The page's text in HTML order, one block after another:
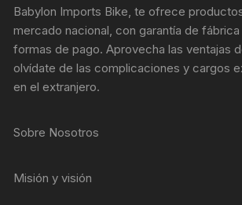
Babylon Imports Bike, te ofrece
mercado nacional, con garantía de
formas de pago. Aprovecha las ventajas
olvídate de las complicaciones y cargos
en el extranjero.
Sobre Nosotros
Misión y visión